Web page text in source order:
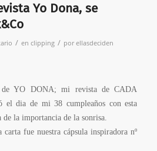
Yo Dona, se
/ en clipping / porellasdeciden
de YO DONA; mi revista de CADA
el dia de mi 38 cumpleaños con esta
de la importancia de la sonrisa.
fue nuestra cápsula inspiradora nº